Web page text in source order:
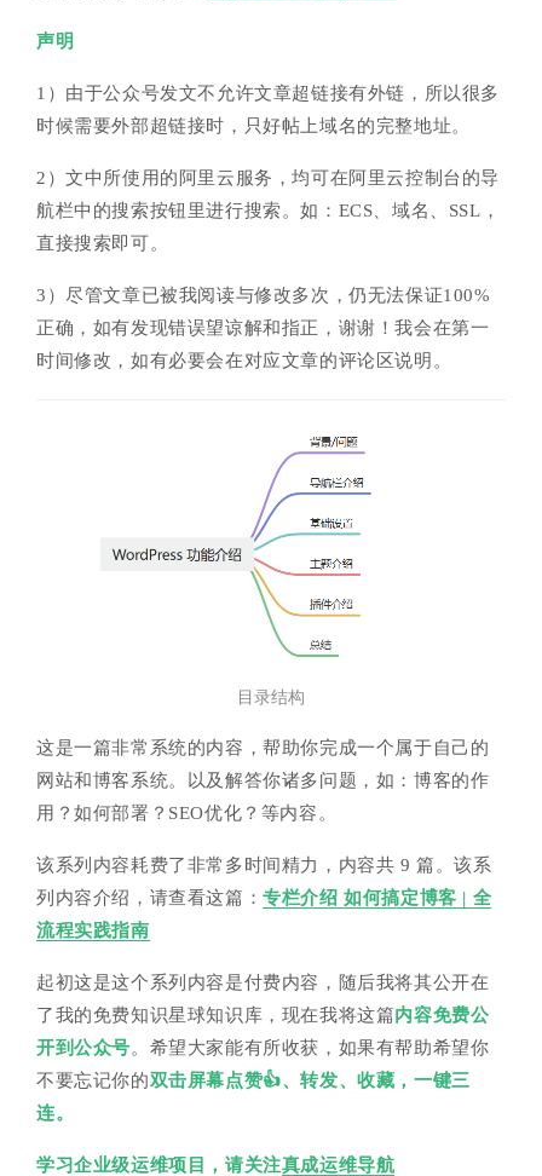
声明
1）由于公众号发文不允许文章超链接有外链，所以很多
时候需要外部超链接时，只好帖上域名的完整地址。
2）文中所使用的阿里云服务，均可在阿里云控制台的导
航栏中的搜索按钮里进行搜索。如：ECS、域名、SSL，
直接搜索即可。
3）尽管文章已被我阅读与修改多次，仍无法保证100%
正确，如有发现错误望谅解和指正，谢谢！我会在第一
时间修改，如有必要会在对应文章的评论区说明。
目录结构
这是一篇非常系统的内容，帮助你完成一个属于自己的
网站和博客系统。以及解答你诸多问题，如：博客的作
用？如何部署？SEO优化？等内容。
该系列内容耗费了非常多时间精力，内容共 9 篇。该系
列内容介绍，请查看这篇：专栏介绍 如何搞定博客 | 全
流程实践指南
起初这是这个系列内容是付费内容，随后我将其公开在
了我的免费知识星球知识库，现在我将这篇内容免费公
开到公众号。希望大家能有所收获，如果有帮助希望你
不要忘记你的双击屏幕点赞👍、转发、收藏，一键三
连。
学习企业级运维项目，请关注真成运维导航